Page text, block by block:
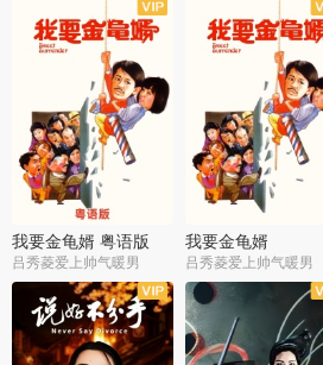
我要金龟婿 粤语版
吕秀菱爱上帅气暖男
我要金龟婿
吕秀菱爱上帅气暖男